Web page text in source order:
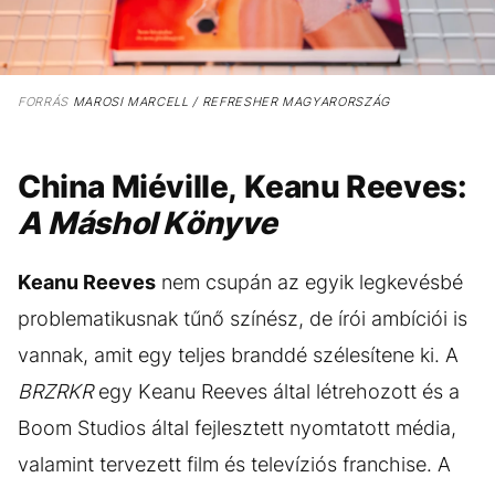
FORRÁSMAROSI MARCELL / REFRESHER MAGYARORSZÁG
China Miéville, Keanu Reeves:
A Máshol Könyve
Keanu Reeves nem csupán az egyik legkevésbé
problematikusnak tűnő színész, de írói ambíciói is
vannak, amit egy teljes branddé szélesítene ki. A
BRZRKRegy Keanu Reeves által létrehozott és a
Boom Studios által fejlesztett nyomtatott média,
valamint tervezett film és televíziós franchise. A